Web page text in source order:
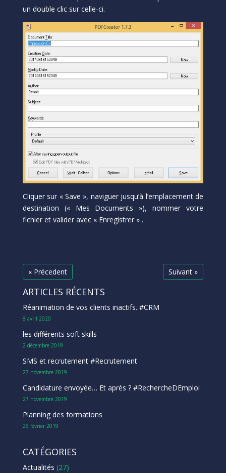
un double clic sur celle-ci.
Cliquer sur « Save », naviguer jusqu’à l’emplacement de
destination (« Mes Documents »), nommer votre
fichier et valider avec « Enregistrer » .
« Précedent Suivant »
ARTICLES RÉCENTS
Réanimation de vos clients inactifs. #CRM
8 avril 2020
les différents soft skills
2 décembre 2019
SMS et recrutement #Recrutement
27 novembre 2019
Candidature envoyée… Et après ? #RechercheDEmploi
27 novembre 2019
Planning des formations
26 février 2019
CATÉGORIES
Actualités (27)